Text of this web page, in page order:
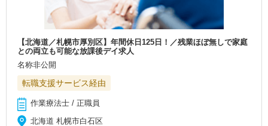
【北海道／札幌市厚別区】年間休日125日！／残業ほぼ無しで家庭
との両立も可能な放課後デイ求人
名称非公開
転職支援サービス経由
作業療法士 / 正職員
北海道 札幌市白石区